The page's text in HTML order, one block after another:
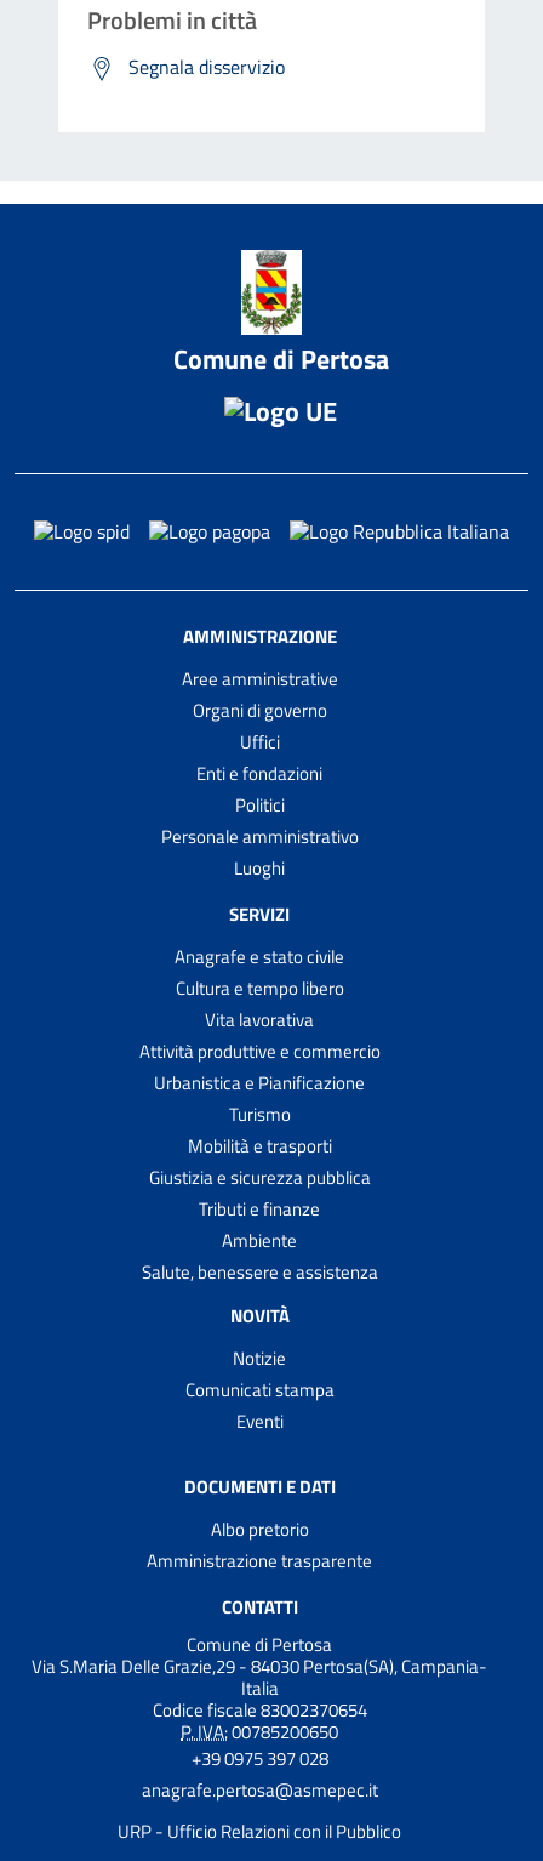
Problemi in città
Segnala disservizio
Comune di Pertosa
AMMINISTRAZIONE
Aree amministrative
Organi di governo
Uffici
Enti e fondazioni
Politici
Personale amministrativo
Luoghi
SERVIZI
Anagrafe e stato civile
Cultura e tempo libero
Vita lavorativa
Attività produttive e commercio
Urbanistica e Pianificazione
Turismo
Mobilità e trasporti
Giustizia e sicurezza pubblica
Tributi e finanze
Ambiente
Salute, benessere e assistenza
NOVITÀ
Notizie
Comunicati stampa
Eventi
DOCUMENTI E DATI
Albo pretorio
Amministrazione trasparente
CONTATTI
Comune di Pertosa
Via S.Maria Delle Grazie,29 - 84030 Pertosa(SA), Campania-
Italia
Codice fiscale 83002370654
P. IVA:00785200650
+39 0975 397 028
anagrafe.pertosa@asmepec.it
URP - Ufficio Relazioni con il Pubblico